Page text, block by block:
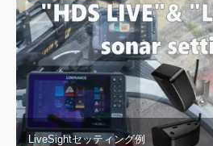
LiveSightセッティング例